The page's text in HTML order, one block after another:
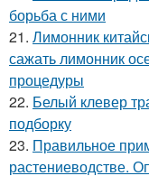
борьба с ними
21. Лимонник
сажать лимонник
процедуры
22. Белый клевер
подборку
23. Правильное
растениеводстве.